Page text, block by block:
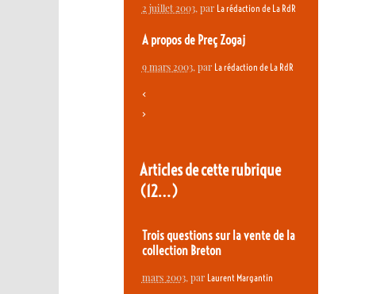
2 juillet 2003, par La rédaction de La RdR
A propos de Preç Zogaj
9 mars 2003, par La rédaction de La RdR
<
>
Articles de cette rubrique
(12…)
Trois questions sur la vente de la
collection Breton
mars 2003, par Laurent Margantin